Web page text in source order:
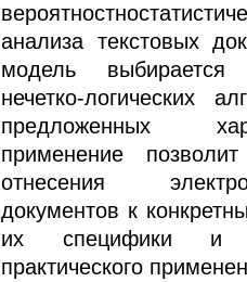
анализа текстовых
модель выбирается
нечетко-логических
предложенных
применение
отнесения
документов к
их специфики и
практического